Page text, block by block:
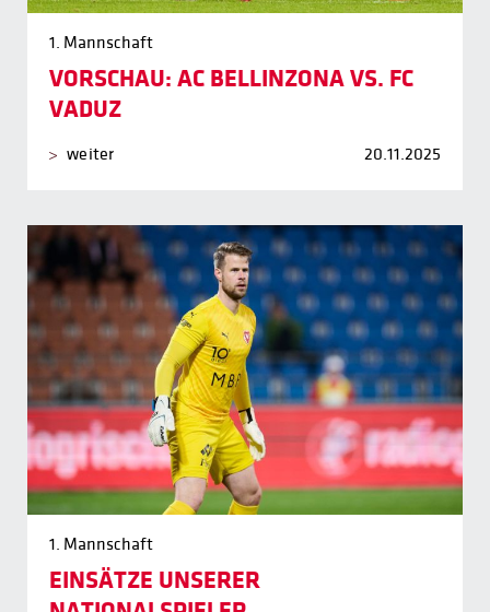
1. Mannschaft
VORSCHAU: AC BELLINZONA VS. FC
VADUZ
weiter 20.11.2025
1. Mannschaft
EINSÄTZE UNSERER